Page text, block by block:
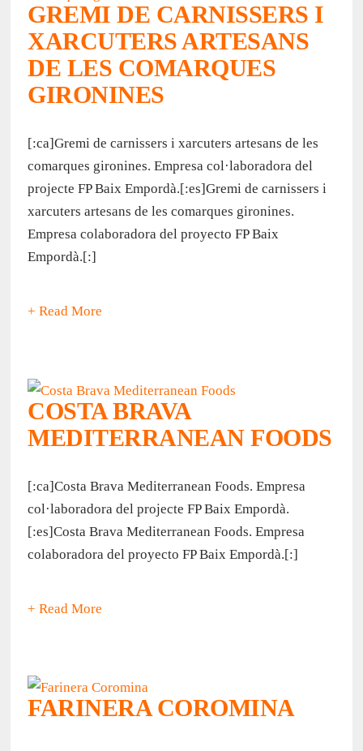
GREMI DE CARNISSERS I
XARCUTERS ARTESANS
DE LES COMARQUES
GIRONINES
[:ca]Gremi de carnissers i xarcuters artesans de les
comarques gironines. Empresa col·laboradora del
projecte FP Baix Empordà.[:es]Gremi de carnissers i
xarcuters artesans de les comarques gironines.
Empresa colaboradora del proyecto FP Baix
Empordà.[:]
+ Read More
COSTA BRAVA
MEDITERRANEAN FOODS
[:ca]Costa Brava Mediterranean Foods. Empresa
col·laboradora del projecte FP Baix Empordà.
[:es]Costa Brava Mediterranean Foods. Empresa
colaboradora del proyecto FP Baix Empordà.[:]
+ Read More
FARINERA COROMINA